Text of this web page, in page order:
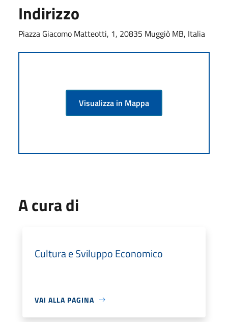
Indirizzo
Piazza Giacomo Matteotti, 1, 20835 Muggiò MB, Italia
Visualizza in Mappa
A cura di
Cultura e Sviluppo Economico
VAI ALLA PAGINA